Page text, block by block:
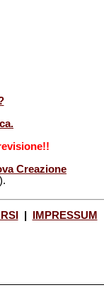
Creazione
IMPRESSUM